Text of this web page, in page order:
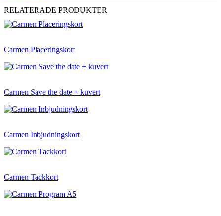
RELATERADE PRODUKTER
Carmen Placeringskort
Carmen Save the date + kuvert
Carmen Inbjudningskort
Carmen Tackkort